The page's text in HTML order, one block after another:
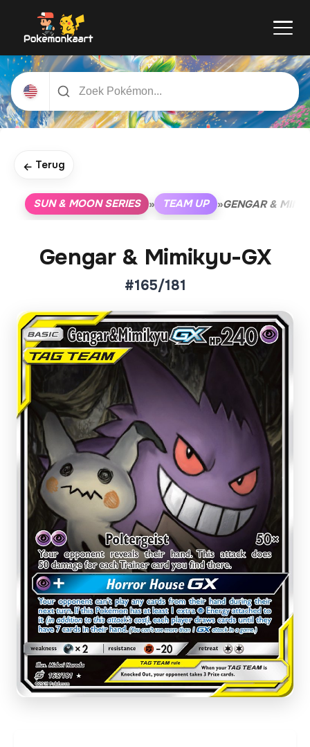
← Terug
SUN & MOON SERIES » TEAM UP »GENGAR &
Gengar & Mimikyu-GX
#165/181